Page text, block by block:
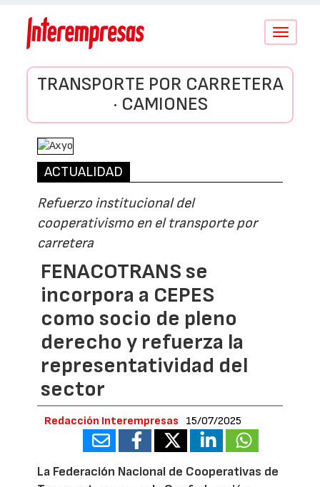
Conmutar
TRANSPORTE POR CARRETERA
· CAMIONES
ACTUALIDAD
Refuerzo institucional del
cooperativismo en el transporte por
carretera
FENACOTRANS se
incorpora a CEPES
como socio de pleno
derecho y refuerza la
representatividad del
sector
Redacción Interempresas 15/07/2025
La Federación Nacional de Cooperativas de